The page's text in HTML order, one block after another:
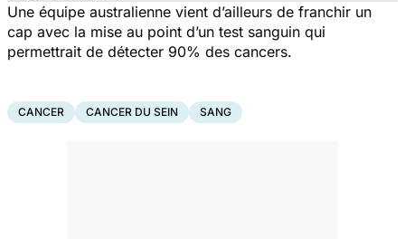
Une équipe australienne vient d’ailleurs de franchir un
cap avec la mise au point d’un test sanguin qui
permettrait de détecter 90% des cancers.
CANCER CANCER DU SEIN SANG